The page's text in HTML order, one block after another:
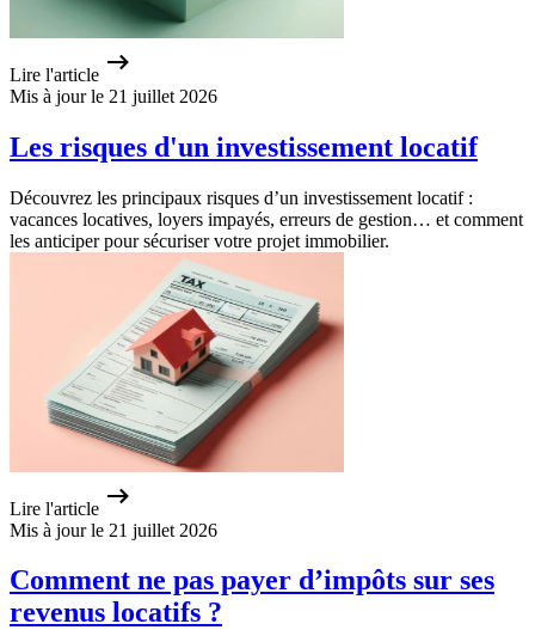
Lire l'article
Mis à jour le 21 juillet 2026
Les risques d'un investissement locatif
Découvrez les principaux risques d’un investissement locatif :
vacances locatives, loyers impayés, erreurs de gestion… et comment
les anticiper pour sécuriser votre projet immobilier.
Lire l'article
Mis à jour le 21 juillet 2026
Comment ne pas payer d’impôts sur ses
revenus locatifs ?